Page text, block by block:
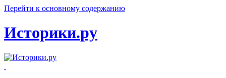
Перейти к основному содержанию
Историки.ру